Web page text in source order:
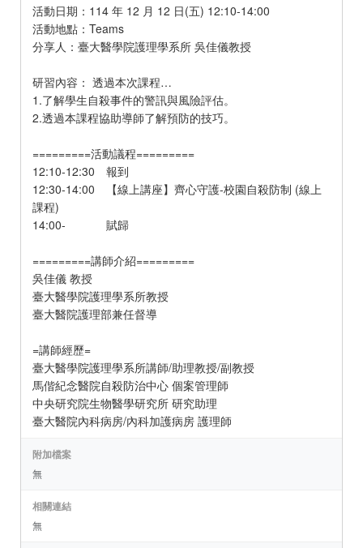
活動日期：114 年 12 月 12 日(五) 12:10-14:00
活動地點：Teams
分享人：臺大醫學院護理學系所 吳佳儀教授
研習內容： 透過本次課程…
1.了解學生自殺事件的警訊與風險評估。
2.透過本課程協助導師了解預防的技巧。
=========活動議程=========
12:10-12:30 報到
12:30-14:00 【線上講座】齊心守護-校園自殺防制 (線上
課程)
14:00- 賦歸
=========講師介紹=========
吳佳儀 教授
臺大醫學院護理學系所教授
臺大醫院護理部兼任督導
=講師經歷=
臺大醫學院護理學系所講師/助理教授/副教授
馬偕紀念醫院自殺防治中心 個案管理師
中央研究院生物醫學研究所 研究助理
臺大醫院內科病房/內科加護病房 護理師
附加檔案
無
相關連結
無